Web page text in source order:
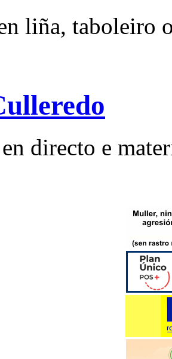
liña, taboleiro
directo e